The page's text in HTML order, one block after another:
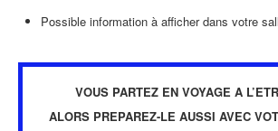
Possible information à afficher dans votre
VOUS PARTEZ EN VOYAGE A
ALORS PREPAREZ-LE AUSSI AVEC